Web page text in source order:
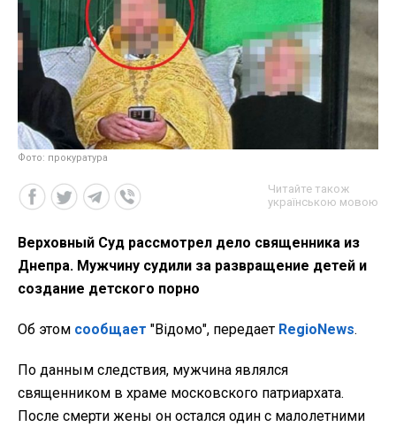
Фото: прокуратура
Читайте також
українською мовою
Верховный Суд рассмотрел дело священника из
Днепра. Мужчину судили за развращение детей и
создание детского порно
Об этом сообщает "Відомо", передает RegioNews.
По данным следствия, мужчина являлся
священником в храме московского патриархата.
После смерти жены он остался один с малолетними